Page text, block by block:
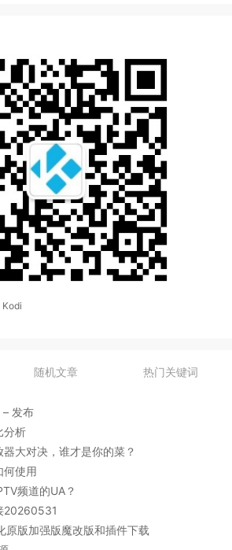
Kodi
随机文章 热门关键词
– 发布
分析
大对决，谁才是你的菜？
何使用
频道的UA？
20260531
原版加强版魔改版和插件下载